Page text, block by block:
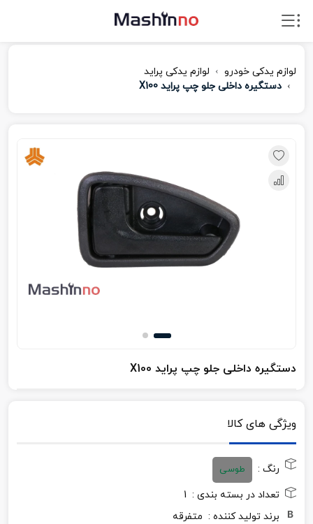
لوازم یدکی خودرو
لوازم یدکی پراید
دستگیره داخلی جلو چپ پراید X100
دستگیره داخلی جلو چپ پراید X100
ویژگی های کالا
رنگ : طوسی
تعداد در بسته بندی : 1
برند تولید کننده : متفرقه